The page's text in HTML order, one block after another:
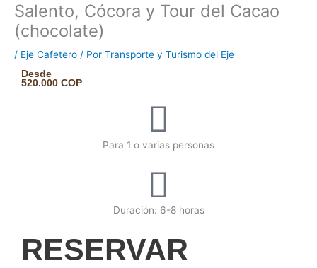
Salento, Cócora y Tour del Cacao
(chocolate)
/ Eje Cafetero / Por Transporte y Turismo del Eje
Desde
520.000 COP
Para 1 o varias personas
Duración: 6-8 horas
RESERVAR